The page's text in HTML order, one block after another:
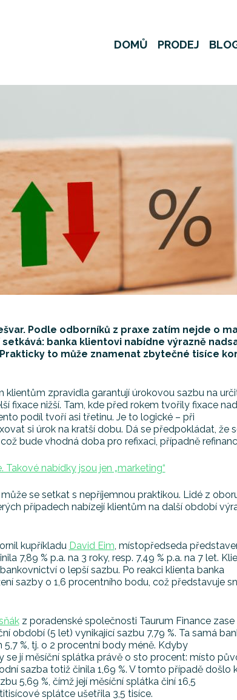
DOMŮ PRODEJ
Podle odborníků z praxe zatím nejde o
banka klientovi nabídne výrazně
to může znamenat zbytečné tisíce
klientům zpravidla garantují úrokovou sazbu na
fixace nižší. Tam, kde před rokem tvořily fixace
podíl tvoří asi třetinu. Je to logické – při
si úrok na kratší dobu. Dá se předpokládat, že
bude vhodná doba pro refixaci, případně
nabídky jsou jen „marketing“
se setkat s nepříjemnou praktikou. Lidé z
případech nabízejí klientům na další období
kupříkladu David Eim, místopředseda
7,89 % p.a. na 3 roky, resp. 7,49 % p.a. na 7 let.
o lepší sazbu. Po reakci klienta banka
sazby o 1,6 procentního bodu, což představuje
z poradenské společnosti Taurum Finance
období (5 let) vynikající sazbu 7,79 %. Ta samá
%, tj. o 2 procentní body méně. Kdyby
se jí měsíční splátka právě o sto procent: místo
sazba totiž činila 1,69 %. V tomto případě došlo
5,69 %, čímž její měsíční splátka činí 16,5
splátce ušetřila 3,5 tisíce.